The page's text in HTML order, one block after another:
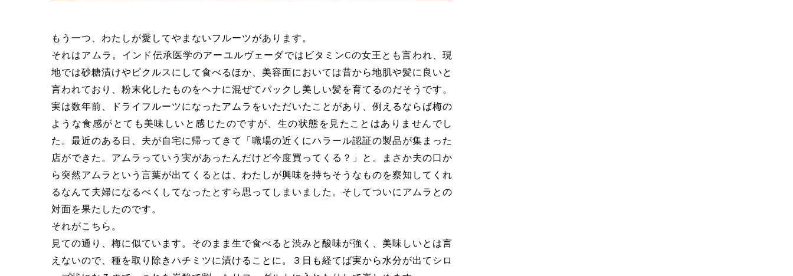
もう一つ、わたしが愛してやまないフルーツがあります。
それはアムラ。インド伝承医学のアーユルヴェーダではビタミンCの女王とも言われ、現
地では砂糖漬けやピクルスにして食べるほか、美容面においては昔から地肌や髪に良いと
言われており、粉末化したものをヘナに混ぜてパックし美しい髪を育てるのだそうです。
実は数年前、ドライフルーツになったアムラをいただいたことがあり、例えるならば梅の
ような食感がとても美味しいと感じたのですが、生の状態を見たことはありませんでし
た。最近のある日、夫が自宅に帰ってきて「職場の近くにハラール認証の製品が集まった
店ができた。アムラっていう実があったんだけど今度買ってくる？」と。まさか夫の口か
ら突然アムラという言葉が出てくるとは、わたしが興味を持ちそうなものを察知してくれ
るなんて夫婦になるべくしてなったとすら思ってしまいました。そしてついにアムラとの
対面を果たしたのです。
それがこちら。
見ての通り、梅に似ています。そのまま生で食べると渋みと酸味が強く、美味しいとは言
えないので、種を取り除きハチミツに漬けることに。３日も経てば実から水分が出てシロ